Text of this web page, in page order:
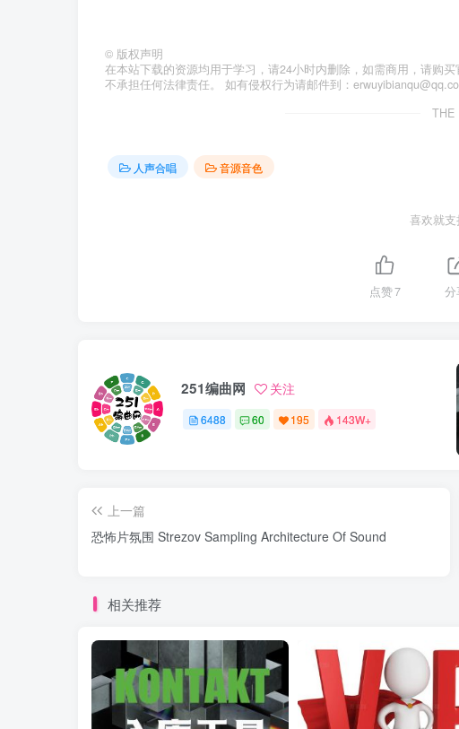
© 版权声明
在本站下载的资源均用于学习，请24小时内删除，如需商用，请购
不承担任何法律责任。 如有侵权行为请邮件到：
THE
人声合唱 音源音色
喜欢就
点赞7 分
251编曲网 关注
6488 60 195 143W+
上一篇
恐怖片氛围 Strezov Sampling Architecture Of Sound
相关推荐